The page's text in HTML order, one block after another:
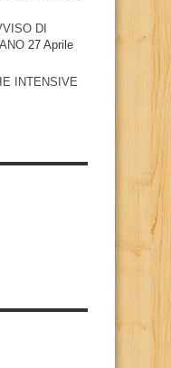
DI
27 Aprile
INTENSIVE